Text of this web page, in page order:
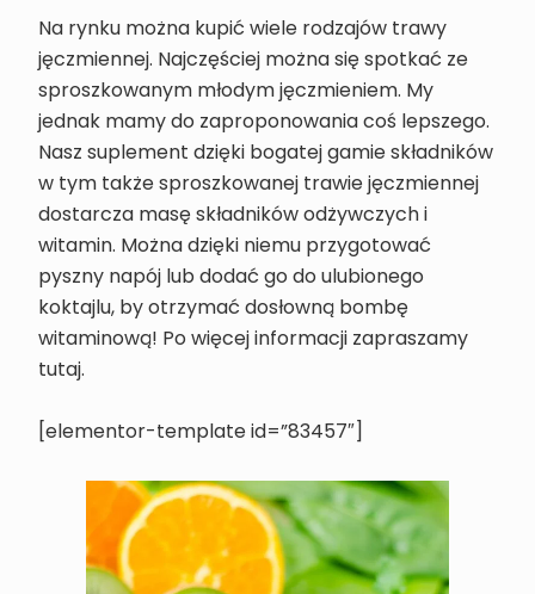
Na rynku można kupić wiele rodzajów trawy
jęczmiennej. Najczęściej można się spotkać ze
sproszkowanym młodym jęczmieniem. My
jednak mamy do zaproponowania coś lepszego.
Nasz suplement dzięki bogatej gamie składników
w tym także sproszkowanej trawie jęczmiennej
dostarcza masę składników odżywczych i
witamin. Można dzięki niemu przygotować
pyszny napój lub dodać go do ulubionego
koktajlu, by otrzymać dosłowną bombę
witaminową! Po więcej informacji zapraszamy
tutaj.
[elementor-template id=”83457″]